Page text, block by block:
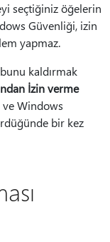
seçtiğiniz öğelerin
Güvenliği, izin
yapmaz.
kaldırmak
İzin verme
ve Windows
bir kez